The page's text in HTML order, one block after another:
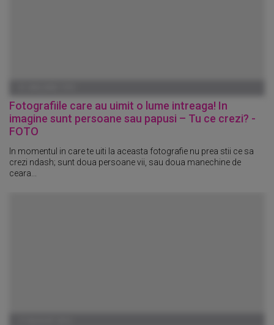
Fotografiile care au uimit o lume intreaga! In
imagine sunt persoane sau papusi – Tu ce crezi? -
FOTO
In momentul in care te uiti la aceasta fotografie nu prea stii ce sa
crezi ndash; sunt doua persoane vii, sau doua manechine de
ceara...